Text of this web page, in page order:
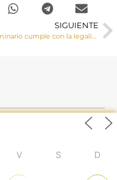
SIGUIENTE
El Seminario cumple con la legalidad y dispone de licencia de vado por lo que la acusación de tener un “aparcamiento ilegal” es completamente falsa
V S D